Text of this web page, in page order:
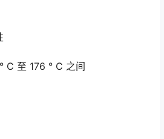
C 至 176 ° C 之间